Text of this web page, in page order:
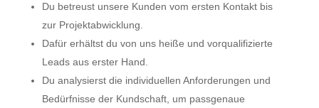
Du betreust unsere Kunden vom ersten Kontakt bis
zur Projektabwicklung.
Dafür erhältst du von uns heiße und vorqualifizierte
Leads aus erster Hand.
Du analysierst die individuellen Anforderungen und
Bedürfnisse der Kundschaft, um passgenaue